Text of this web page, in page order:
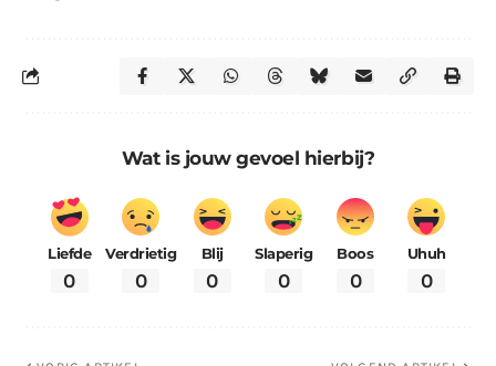
Wat is jouw gevoel hierbij?
Liefde
0
Verdrietig
0
Blij
0
Slaperig
0
Boos
0
Uhuh
0